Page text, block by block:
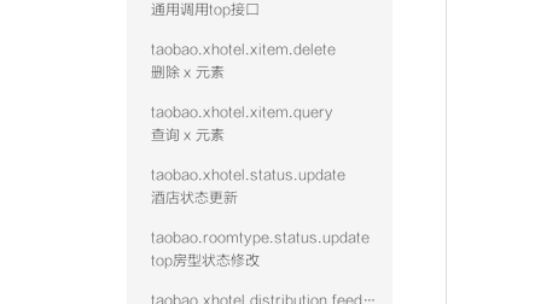
通用调用top接口
taobao.xhotel.xitem.delete
删除 x 元素
taobao.xhotel.xitem.query
查询 x 元素
taobao.xhotel.status.update
酒店状态更新
taobao.roomtype.status.update
top房型状态修改
taobao.xhotel.distribution.feed.hotel.query